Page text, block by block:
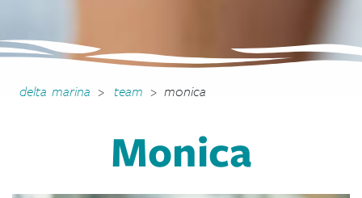
delta marina > team > monica
Monica